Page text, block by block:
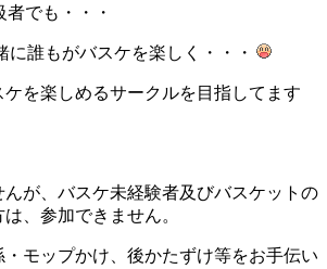
でも・・・
に誰もがバスケを楽しく・・・
を楽しめるサークルを目指してます
が、バスケ未経験者及びバスケットの
、参加できません。
モップかけ、後かたずけ等をお手伝い